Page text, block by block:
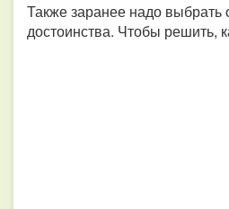
Также заранее надо
достоинства. Чтобы решить,